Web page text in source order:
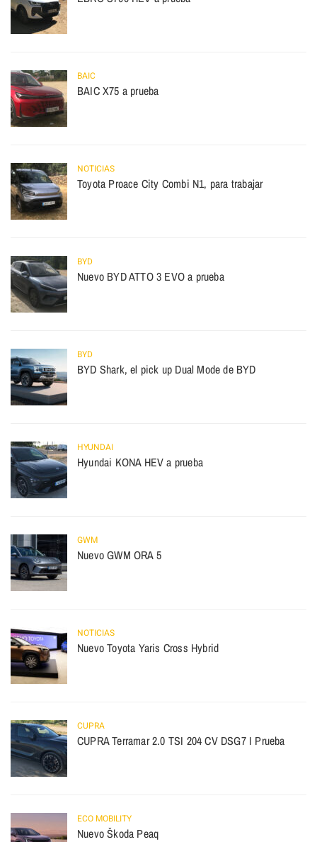
BAIC
BAIC X75 a prueba
NOTICIAS
Toyota Proace City Combi N1, para trabajar
BYD
Nuevo BYD ATTO 3 EVO a prueba
BYD
BYD Shark, el pick up Dual Mode de BYD
HYUNDAI
Hyundai KONA HEV a prueba
GWM
Nuevo GWM ORA 5
NOTICIAS
Nuevo Toyota Yaris Cross Hybrid
CUPRA
CUPRA Terramar 2.0 TSI 204 CV DSG7 I Prueba
ECO MOBILITY
Nuevo Škoda Peaq